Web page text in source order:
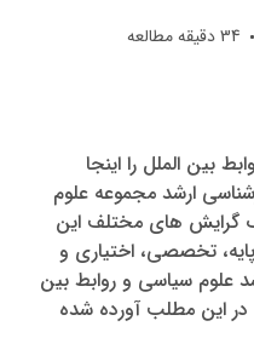
34دقیقه مطالعه
بین الملل را اینجا
ارشد مجموعه علوم
گرایش های مختلف این
تخصصی، اختیاری و
علوم سیاسی و روابط بین
در این مطلب آورده شده